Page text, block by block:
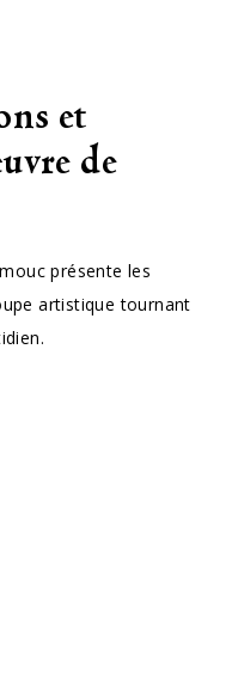
et
de
présente les
artistique tournant